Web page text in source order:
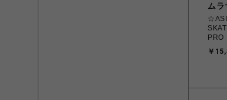
ムラ
PRO
￥